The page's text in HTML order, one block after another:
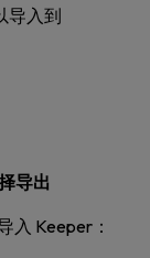
导入到
导出
入 Keeper：